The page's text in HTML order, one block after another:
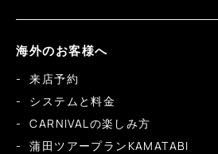
海外のお客様へ
来店予約
システムと料金
CARNIVALの楽しみ方
蒲田ツアープランKAMATABI